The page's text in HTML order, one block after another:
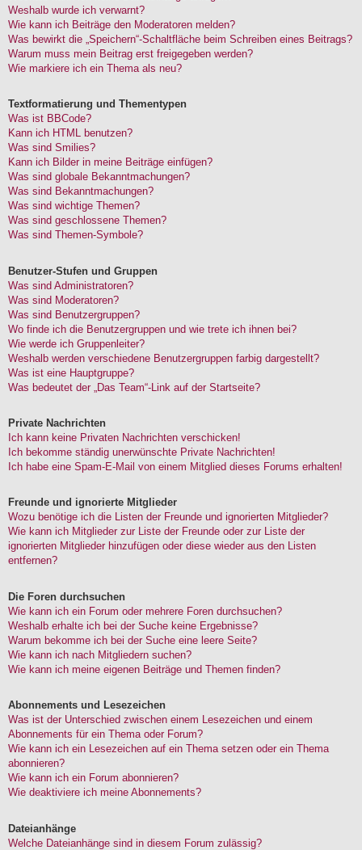
Weshalb wurde ich verwarnt?
Wie kann ich Beiträge den Moderatoren melden?
Was bewirkt die „Speichern“-Schaltfläche beim Schreiben eines Beitrags?
Warum muss mein Beitrag erst freigegeben werden?
Wie markiere ich ein Thema als neu?
Textformatierung und Thementypen
Was ist BBCode?
Kann ich HTML benutzen?
Was sind Smilies?
Kann ich Bilder in meine Beiträge einfügen?
Was sind globale Bekanntmachungen?
Was sind Bekanntmachungen?
Was sind wichtige Themen?
Was sind geschlossene Themen?
Was sind Themen-Symbole?
Benutzer-Stufen und Gruppen
Was sind Administratoren?
Was sind Moderatoren?
Was sind Benutzergruppen?
Wo finde ich die Benutzergruppen und wie trete ich ihnen bei?
Wie werde ich Gruppenleiter?
Weshalb werden verschiedene Benutzergruppen farbig dargestellt?
Was ist eine Hauptgruppe?
Was bedeutet der „Das Team“-Link auf der Startseite?
Private Nachrichten
Ich kann keine Privaten Nachrichten verschicken!
Ich bekomme ständig unerwünschte Private Nachrichten!
Ich habe eine Spam-E-Mail von einem Mitglied dieses Forums erhalten!
Freunde und ignorierte Mitglieder
Wozu benötige ich die Listen der Freunde und ignorierten Mitglieder?
Wie kann ich Mitglieder zur Liste der Freunde oder zur Liste der
ignorierten Mitglieder hinzufügen oder diese wieder aus den Listen
entfernen?
Die Foren durchsuchen
Wie kann ich ein Forum oder mehrere Foren durchsuchen?
Weshalb erhalte ich bei der Suche keine Ergebnisse?
Warum bekomme ich bei der Suche eine leere Seite?
Wie kann ich nach Mitgliedern suchen?
Wie kann ich meine eigenen Beiträge und Themen finden?
Abonnements und Lesezeichen
Was ist der Unterschied zwischen einem Lesezeichen und einem
Abonnements für ein Thema oder Forum?
Wie kann ich ein Lesezeichen auf ein Thema setzen oder ein Thema
abonnieren?
Wie kann ich ein Forum abonnieren?
Wie deaktiviere ich meine Abonnements?
Dateianhänge
Welche Dateianhänge sind in diesem Forum zulässig?